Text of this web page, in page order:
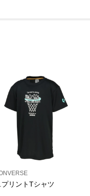
プリントTシャツ